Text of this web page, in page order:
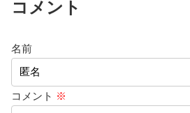
コメント
名前
コメント ※